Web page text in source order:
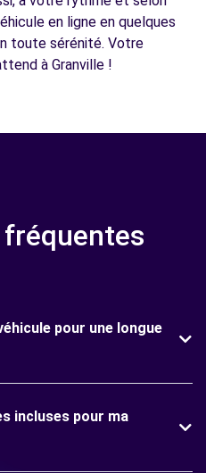
en ligne en quelques
toute sérénité. Votre
à Granville !
pour une longue
incluses pour ma